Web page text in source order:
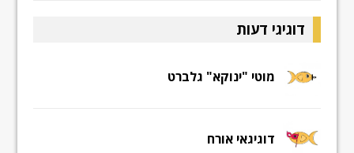
דוגיגי דעות
מוטי "ינוקא" גלברט
דוגיגאי אורח